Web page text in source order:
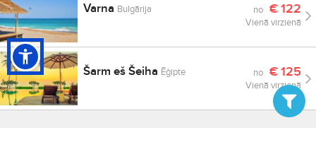
Varna Bulgārija no €122
Vienā virzienā
Šarm eš Šeiha Ēģipte no €125
Vienā virzienā